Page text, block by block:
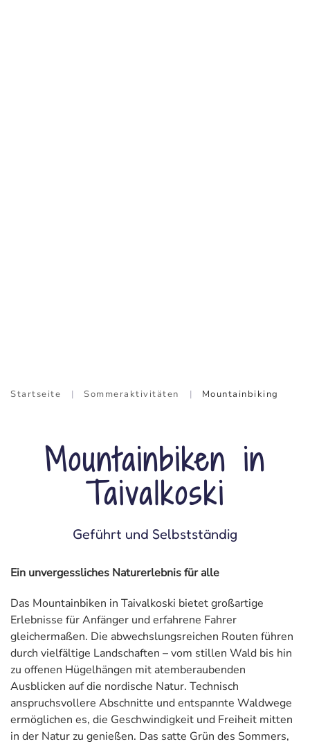
Startseite Sommeraktivitäten Mountainbiking
Mountainbiken in
Taivalkoski
Geführt und Selbstständig
Ein unvergessliches Naturerlebnis für alle
Das Mountainbiken in Taivalkoski bietet großartige
Erlebnisse für Anfänger und erfahrene Fahrer
gleichermaßen. Die abwechslungsreichen Routen führen
durch vielfältige Landschaften – vom stillen Wald bis hin
zu offenen Hügelhängen mit atemberaubenden
Ausblicken auf die nordische Natur. Technisch
anspruchsvollere Abschnitte und entspannte Waldwege
ermöglichen es, die Geschwindigkeit und Freiheit mitten
in der Natur zu genießen. Das satte Grün des Sommers,